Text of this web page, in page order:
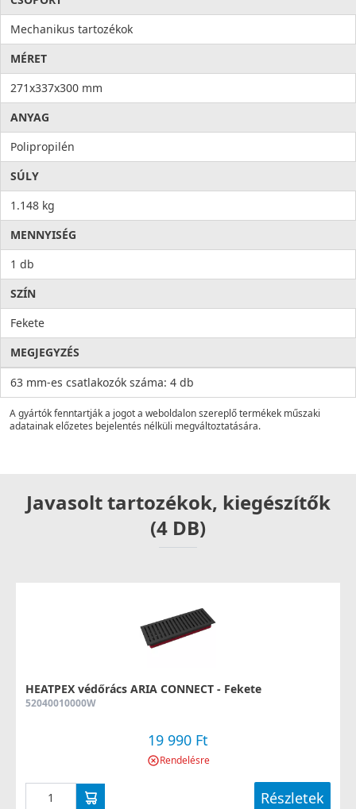
Mechanikus tartozékok
MÉRET
271x337x300 mm
ANYAG
Polipropilén
SÚLY
1.148 kg
MENNYISÉG
1 db
SZÍN
Fekete
MEGJEGYZÉS
63 mm-es csatlakozók száma: 4 db
A gyártók fenntartják a jogot a weboldalon szereplő termékek műszaki
adatainak előzetes bejelentés nélküli megváltoztatására.
Javasolt tartozékok, kiegészítők
(4 DB)
HEATPEX védőrács ARIA CONNECT - Fekete
52040010000W
19 990 Ft
Rendelésre
Részletek